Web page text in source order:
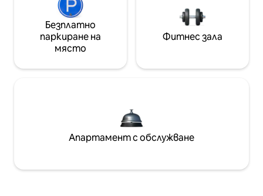
Безплатно
паркиране на
място
Фитнес зала
Апартамент с обслужване